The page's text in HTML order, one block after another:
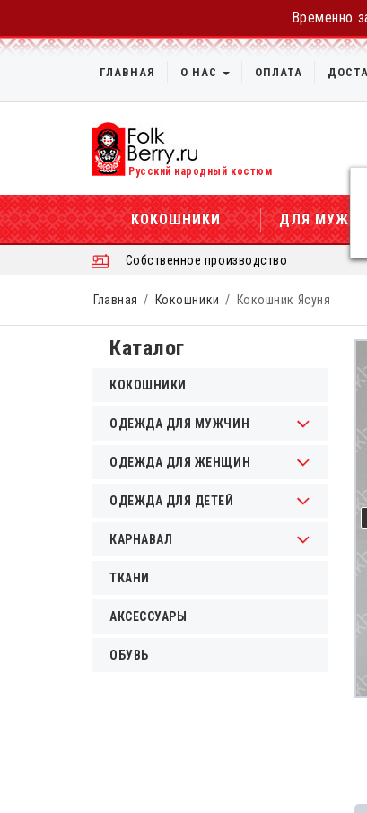
Временно
ГЛАВНАЯ О НАС ОПЛАТА
Русский народный костюм
КОКОШНИКИ ДЛЯ
Собственное производство
Главная Кокошники Кокошник Ясуня
Каталог
КОКОШНИКИ
ОДЕЖДА ДЛЯ МУЖЧИН
ОДЕЖДА ДЛЯ ЖЕНЩИН
ОДЕЖДА ДЛЯ ДЕТЕЙ
КАРНАВАЛ
ТКАНИ
АКСЕССУАРЫ
ОБУВЬ